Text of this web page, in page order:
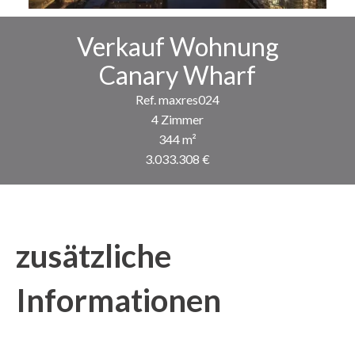
Verkauf Wohnung
Canary Wharf
Ref. maxres024
4 Zimmer
344 m²
3.033.308 €
zusätzliche
Informationen